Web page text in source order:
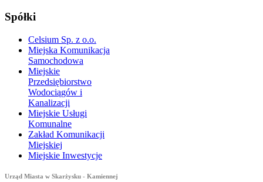
Spółki
Celsium Sp. z o.o.
Miejska Komunikacja
Samochodowa
Miejskie
Przedsiębiorstwo
Wodociągów i
Kanalizacji
Miejskie Usługi
Komunalne
Zakład Komunikacji
Miejskiej
Miejskie Inwestycje
Urząd Miasta w Skarżysku - Kamiennej